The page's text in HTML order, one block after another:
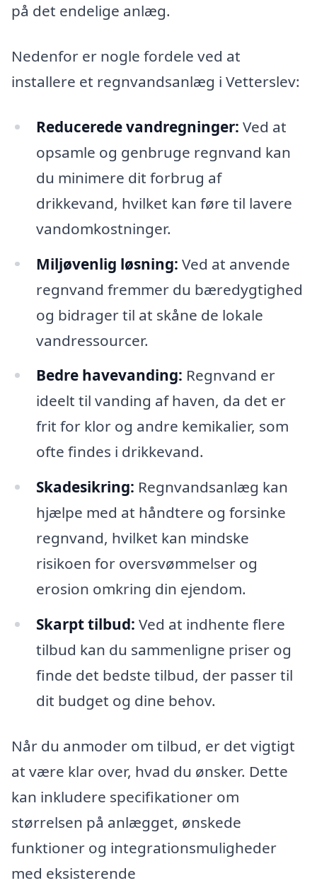
på det endelige anlæg.
Nedenfor er nogle fordele ved at
installere et regnvandsanlæg i Vetterslev:
Reducerede vandregninger: Ved at
opsamle og genbruge regnvand kan
du minimere dit forbrug af
drikkevand, hvilket kan føre til lavere
vandomkostninger.
Miljøvenlig løsning: Ved at anvende
regnvand fremmer du bæredygtighed
og bidrager til at skåne de lokale
vandressourcer.
Bedre havevanding: Regnvand er
ideelt til vanding af haven, da det er
frit for klor og andre kemikalier, som
ofte findes i drikkevand.
Skadesikring: Regnvandsanlæg kan
hjælpe med at håndtere og forsinke
regnvand, hvilket kan mindske
risikoen for oversvømmelser og
erosion omkring din ejendom.
Skarpt tilbud: Ved at indhente flere
tilbud kan du sammenligne priser og
finde det bedste tilbud, der passer til
dit budget og dine behov.
Når du anmoder om tilbud, er det vigtigt
at være klar over, hvad du ønsker. Dette
kan inkludere specifikationer om
størrelsen på anlægget, ønskede
funktioner og integrationsmuligheder
med eksisterende